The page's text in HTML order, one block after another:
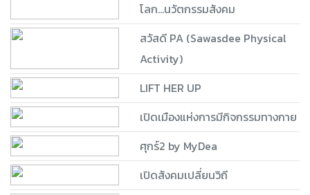
โลก...นวัตกรรมสังคม
สวัสดี PA (Sawasdee Physical
Activity)
LIFT HER UP
เปิดเมืองแห่งการมีกิจกรรมทางกาย
ศุกร์2 by MyDea
เปิดสังคมเปลี่ยนวิถี